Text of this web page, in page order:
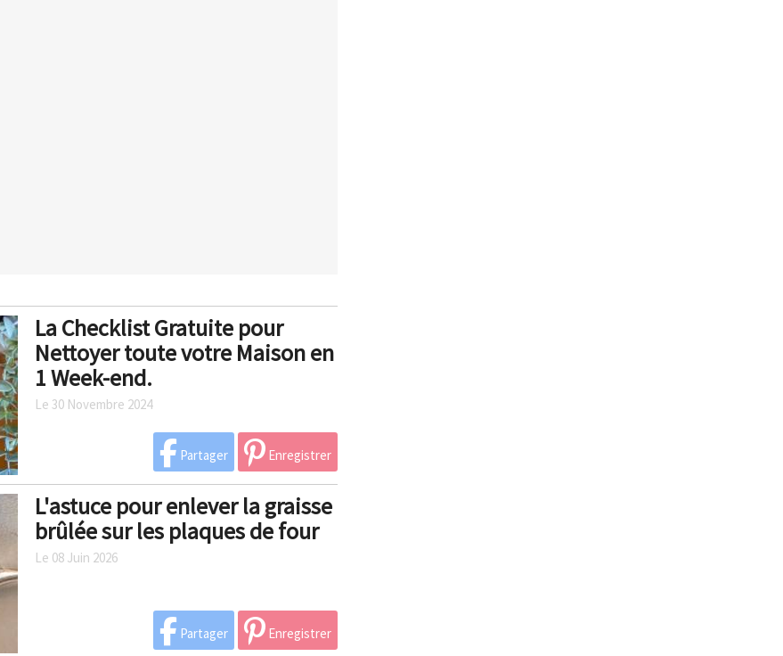
La Checklist Gratuite pour
Nettoyer toute votre Maison en
1 Week-end.
Le 30 Novembre 2024
Partager Enregistrer
L'astuce pour enlever la graisse
brûlée sur les plaques de four
Le 08 Juin 2026
Partager Enregistrer